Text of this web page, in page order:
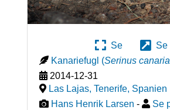
Se
Se
Kanariefugl (Serinus canaria
2014-12-31
Las Lajas, Tenerife, Spanien
Hans Henrik Larsen - Se